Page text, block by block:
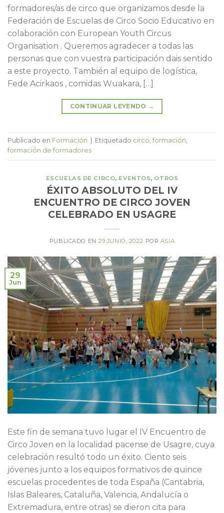
formadores/as de circo que organizamos desde la
Federación de Escuelas de Circo Socio Educativo en
colaboración con European Youth Circus
Organisation . Queremos agradecer a todas las
personas que con vuestra participación dais sentido
a este proyecto. También al equipo de logística,
Fede Acirkaos , comidas Wuakara, […]
CONTINUAR LEYENDO →
Publicado en Formación Etiquetado circo, formación,
formación de formadores
ESCUELAS DE CIRCO, EVENTOS, OTROS
ÉXITO ABSOLUTO DEL IV
ENCUENTRO DE CIRCO JOVEN
CELEBRADO EN USAGRE
PUBLICADO EN29 JUNIO, 2022 POR ASIA
29
Jun
Este fin de semana tuvo lugar el IV Encuentro de
Circo Joven en la localidad pacense de Usagre, cuya
celebración resultó todo un éxito. Ciento seis
jóvenes junto a los equipos formativos de quince
escuelas procedentes de toda España (Cantabria,
Islas Baleares, Cataluña, Valencia, Andalucía o
Extremadura, entre otras) se dieron cita para